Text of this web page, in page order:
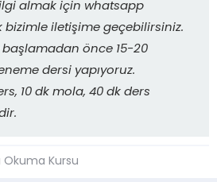
almak için whatsapp
bizimle iletişime geçebilirsiniz.
önce 15-20
dersi yapıyoruz.
10 dk mola, 40 dk ders
Okuma Kursu